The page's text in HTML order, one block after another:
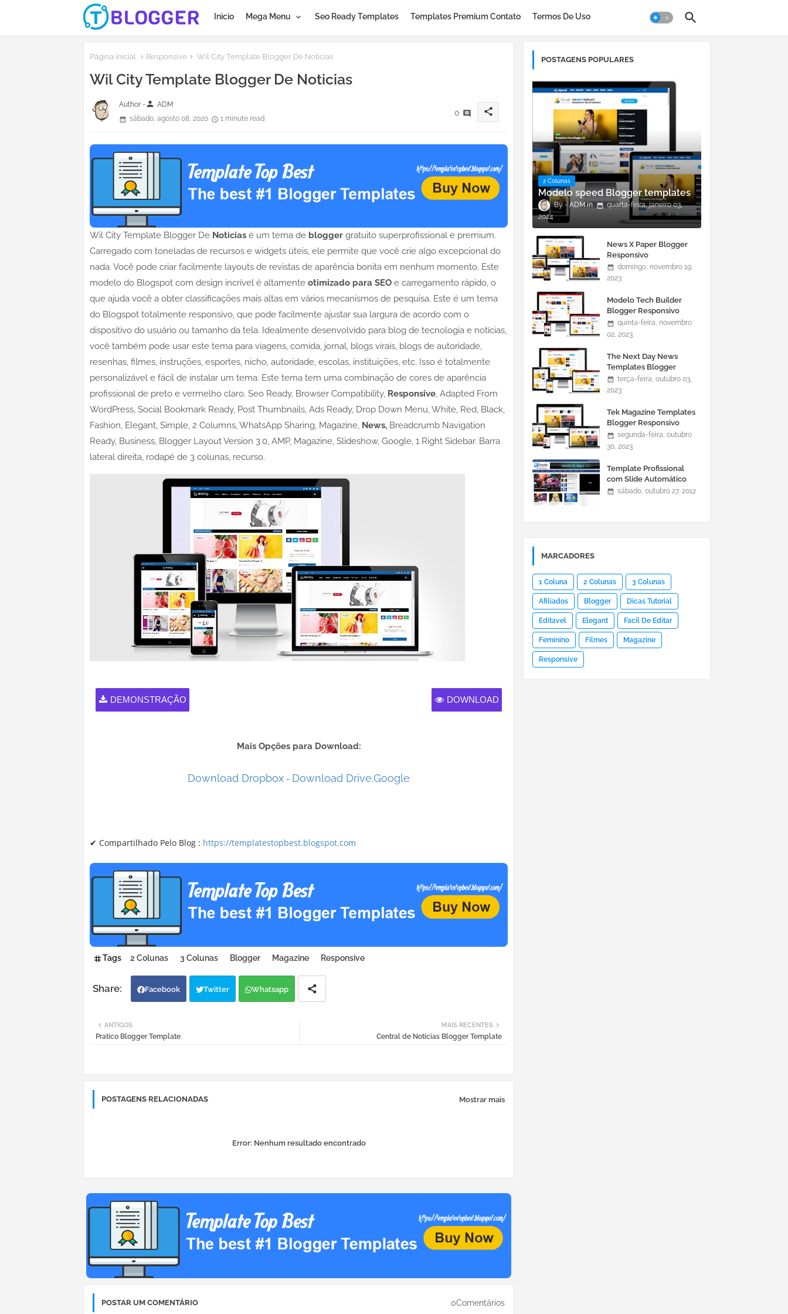
Inicio Mega Menu Seo Ready Templates Templates Premium Contato Termos De Uso
Página inicial Responsive Wil City Template Blogger De Noticias
Wil City Template Blogger De Noticias
Author -person ADM
sábado, agosto 08, 2020
1 minute read
0 share
Wil City Template Blogger De Noticias é um tema de blogger gratuito superprofissional e premium.
Carregado com toneladas de recursos e widgets úteis, ele permite que você crie algo excepcional do
nada. Você pode criar facilmente layouts de revistas de aparência bonita em nenhum momento. Este
modelo do Blogspot com design incrível é altamente otimizado para SEO e carregamento rápido, o
que ajuda você a obter classificações mais altas em vários mecanismos de pesquisa. Este é um tema
do Blogspot totalmente responsivo, que pode facilmente ajustar sua largura de acordo com o
dispositivo do usuário ou tamanho da tela. Idealmente desenvolvido para blog de tecnologia e notícias,
você também pode usar este tema para viagens, comida, jornal, blogs virais, blogs de autoridade,
resenhas, filmes, instruções, esportes, nicho, autoridade, escolas, instituições, etc. Isso é totalmente
personalizável e fácil de instalar um tema. Este tema tem uma combinação de cores de aparência
profissional de preto e vermelho claro. Seo Ready, Browser Compatibility, Responsive, Adapted From
WordPress, Social Bookmark Ready, Post Thumbnails, Ads Ready, Drop Down Menu, White, Red, Black,
Fashion, Elegant, Simple, 2 Columns, WhatsApp Sharing, Magazine, News, Breadcrumb Navigation
Ready, Business, Blogger Layout Version 3.0, AMP, Magazine, Slideshow, Google, 1 Right Sidebar. Barra
lateral direita, rodapé de 3 colunas, recurso.
DOWNLOAD
DEMONSTRAÇÃO
Mais Opções para Download:
Download Dropbox - Download Drive.Google
✔ Compartilhado Pelo Blog : https://templatestopbest.blogspot.com
Tags 2 Colunas 3 Colunas Blogger Magazine Responsive
Facebook Twitter Whatsapp
MAIS RECENTES
Central de Noticias Blogger Template
ANTIGOS
Pratico Blogger Template
POSTAGENS RELACIONADAS Mostrar mais
Error: Nenhum resultado encontrado
POSTAR UM COMENTÁRIO 0Comentários
POSTAGENS POPULARES
2 Colunas
Modelo speed Blogger templates
ADM
quarta-feira, janeiro 03,
2024
News X Paper Blogger
Responsivo
domingo, novembro 19,
2023
Modelo Tech Builder
Blogger Responsivo
quinta-feira, novembro
02, 2023
The Next Day News
Templates Blogger
Responsivo
terça-feira, outubro 03,
2023
Tek Magazine Templates
Blogger Responsivo
segunda-feira, outubro
30, 2023
Template Profissional
com Slide Automático
0465sábado, outubro 27, 2012
MARCADORES
1 Coluna 2 Colunas 3 Colunas
Afiliados Blogger Dicas Tutorial
Editavel Elegant Facil De Editar
Feminino Filmes Magazine
Responsive